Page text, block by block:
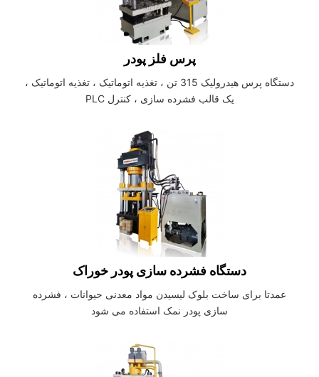
پرس فلز پودر
دستگاه پرس هیدرولیک 315 تن ، تغذیه اتوماتیک ، تغذیه اتوماتیک ،
یک قالب فشرده سازی ، کنترل PLC
دستگاه فشرده سازی پودر خوراک
عمدتا برای ساخت بلوک لیسیدن مواد معدنی حیوانات ، فشرده
سازی پودر نمک استفاده می شود